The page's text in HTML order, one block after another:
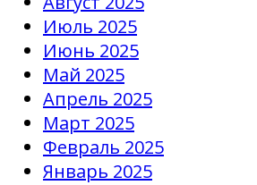
Июль 2025
Июнь 2025
Май 2025
Апрель 2025
Март 2025
Февраль 2025
Январь 2025